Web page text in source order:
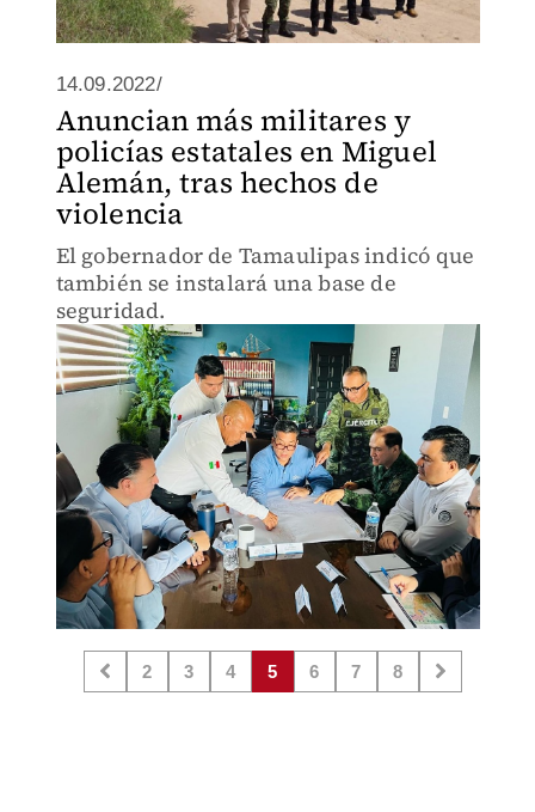
14.09.2022/
Anuncian más militares y
policías estatales en Miguel
Alemán, tras hechos de
violencia
El gobernador de Tamaulipas indicó que
también se instalará una base de
seguridad.
2 3 4 5 6 7 8